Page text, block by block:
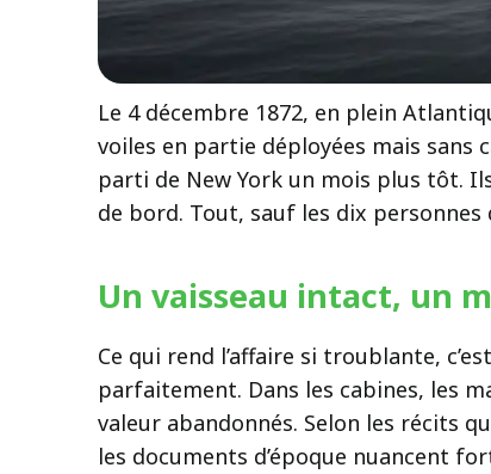
Le 4 décembre 1872, en plein
voiles en partie déployées mais sans
parti de New York un mois plus tôt.
de bord. Tout, sauf les dix personnes
Un vaisseau intact, un
Ce qui rend l’affaire si troublante,
parfaitement. Dans les cabines, les
valeur abandonnés. Selon les récits
les documents d’époque nuancent